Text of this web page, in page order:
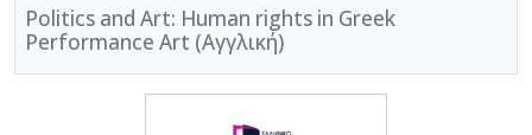
Politics and Art: Human rights in Greek
Performance Art (Αγγλική)